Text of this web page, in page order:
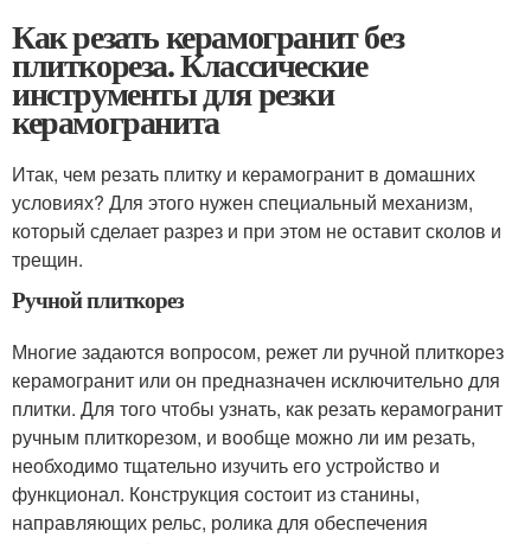
Как резать керамогранит без
плиткореза. Классические
инструменты для резки
керамогранита
Итак, чем резать плитку и керамогранит в домашних
условиях? Для этого нужен специальный механизм,
который сделает разрез и при этом не оставит сколов и
трещин.
Ручной плиткорез
Многие задаются вопросом, режет ли ручной плиткорез
керамогранит или он предназначен исключительно для
плитки. Для того чтобы узнать, как резать керамогранит
ручным плиткорезом, и вообще можно ли им резать,
необходимо тщательно изучить его устройство и
функционал. Конструкция состоит из станины,
направляющих рельс, ролика для обеспечения